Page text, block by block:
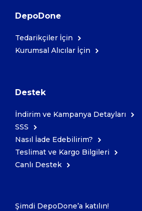
Kozmetik
DepoDone
Tedarikçiler İçin
Kurumsal Alıcılar İçin
Destek
İndirim ve Kampanya Detayları
SSS
Nasıl İade Edebilirim?
Teslimat ve Kargo Bilgileri
Canlı Destek
Şimdi DepoDone’a katılın!